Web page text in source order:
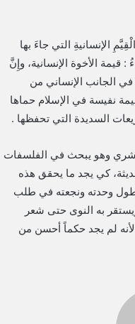
الإنسانيةِ التي جاءَ بها
قيمة الأخوة الإنسانية، وإِنَّ
في الجانب الإنساني من
نفيسة في الإسلام حماها
السديدة التي تحفظها .
وهو يبحث في الفلسفات
كي يجد ما يحقق هذه
طول وحدته ونجعته في طلب
به النوى حتى شعر
لم يجد حكماً أحسن من